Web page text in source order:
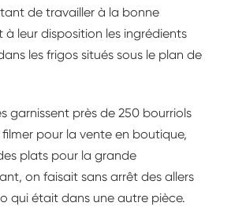
de travailler à la bonne
à leur disposition les ingrédients
les frigos situés sous le plan de
garnissent près de 250 bourriols
filmer pour la vente en boutique,
plats pour la grande
on faisait sans arrêt des allers
qui était dans une autre pièce.